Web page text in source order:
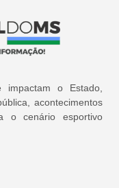
o Estado,
acontecimentos
o cenário esportivo